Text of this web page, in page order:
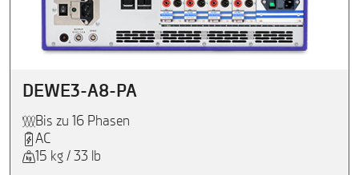
DEWE3-A8-PA
Bis zu 16 Phasen
AC
15 kg / 33 lb